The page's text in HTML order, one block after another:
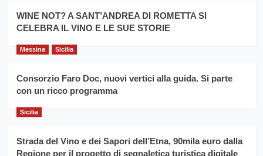
la
filiera
grano
per
il
anno
Franco
Caruso
WINE NOT? A SANT’ANDREA DI ROMETTA SI
CELEBRA IL VINO E LE SUE STORIE
Messina Sicilia
Consorzio Faro Doc, nuovi vertici alla guida. Si parte
con un ricco programma
Sicilia
Strada del Vino e dei Sapori dell’Etna, 90mila euro dalla
Regione per il progetto di segnaletica turistica digitale